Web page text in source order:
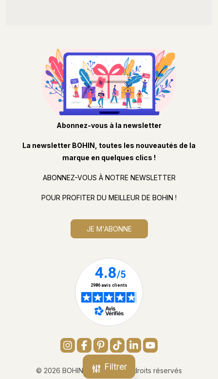
Filtrer
Abonnez-vous à la newsletter
La newsletter BOHIN, toutes les nouveautés de la
marque en quelques clics !
ABONNEZ-VOUS À NOTRE NEWSLETTER
POUR PROFITER DU MEILLEUR DE BOHIN !
JE M'ABONNE
© 2026 BOHIN France - Tous droits réservés